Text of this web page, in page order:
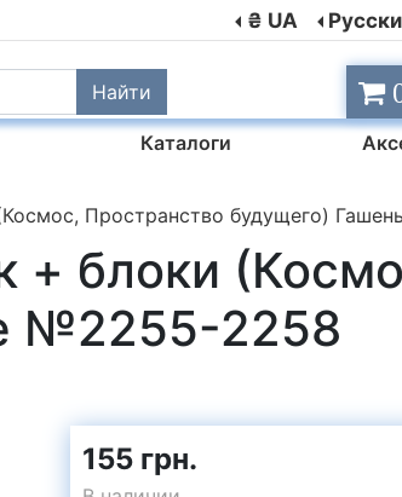
₴ UA
Найти
Каталоги
Пространство будущего)
+ блоки
№2255-2258
155 грн.